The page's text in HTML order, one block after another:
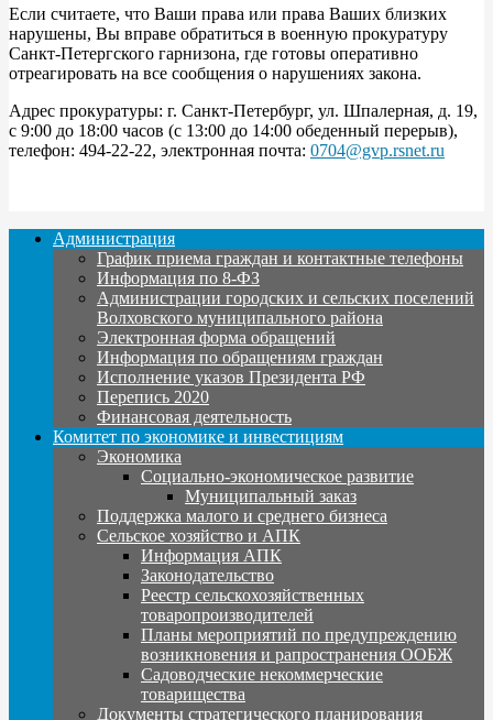
Если считаете, что Ваши права или права Ваших близких
нарушены, Вы вправе обратиться в военную прокуратуру
Санкт-Петергского гарнизона, где готовы оперативно
отреагировать на все сообщения о нарушениях закона.
Адрес прокуратуры: г. Санкт-Петербург, ул. Шпалерная, д. 19,
с 9:00 до 18:00 часов (с 13:00 до 14:00 обеденный перерыв),
телефон: 494-22-22, электронная почта: 0704@gvp.rsnet.ru
Администрация
График приема граждан и контактные телефоны
Информация по 8-ФЗ
Администрации городских и сельских поселений
Волховского муниципального района
Электронная форма обращений
Информация по обращениям граждан
Исполнение указов Президента РФ
Перепись 2020
Финансовая деятельность
Комитет по экономике и инвестициям
Экономика
Социально-экономическое развитие
Муниципальный заказ
Поддержка малого и среднего бизнеса
Сельское хозяйство и АПК
Информация АПК
Законодательство
Реестр сельскохозяйственных
товаропроизводителей
Планы мероприятий по предупреждению
возникновения и рапространения ООБЖ
Садоводческие некоммерческие
товарищества
Документы стратегического планирования